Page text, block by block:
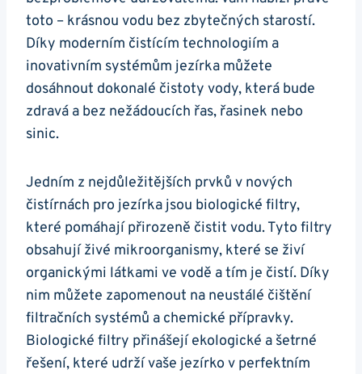
toto – krásnou vodu bez zbytečných starostí.
Díky moderním čistícím technologiím a
inovativním systémům jezírka můžete
dosáhnout dokonalé čistoty vody, která bude
zdravá a bez nežádoucích řas, řasinek nebo
sinic.
Jedním z nejdůležitějších prvků v nových
čistírnách pro jezírka jsou biologické filtry,
které pomáhají přirozeně čistit vodu. Tyto filtry
obsahují živé mikroorganismy, které se živí
organickými látkami ve vodě a tím je čistí. Díky
nim můžete zapomenout na neustálé čištění
filtračních systémů a chemické přípravky.
Biologické filtry přinášejí ekologické a šetrné
řešení, které udrží vaše jezírko v perfektním